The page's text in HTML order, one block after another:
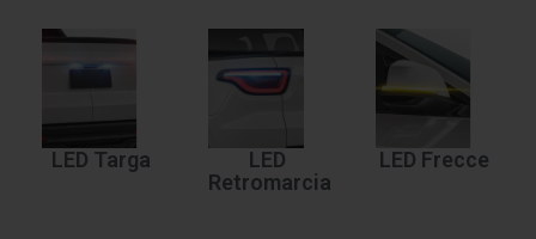
LED Targa
LED
Retromarcia
LED Frecce